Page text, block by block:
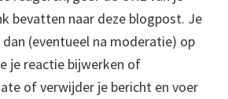
bevatten naar deze blogpost. Je
(eventueel na moderatie) op
je reactie bijwerken of
of verwijder je bericht en voer